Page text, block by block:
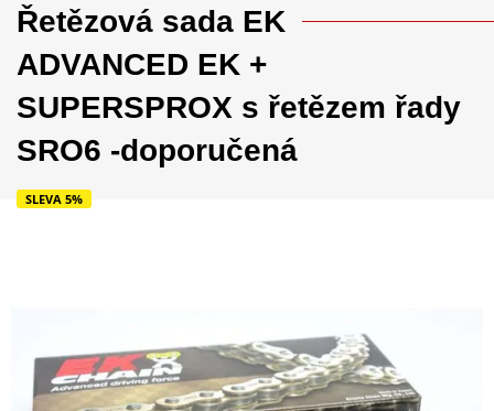
Řetězová sada EK
ADVANCED EK +
SUPERSPROX s řetězem řady
SRO6 -doporučená
SLEVA 5%